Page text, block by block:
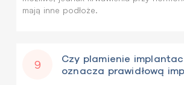
mają inne podłoże.
9
Czy plamienie
oznacza prawidłową